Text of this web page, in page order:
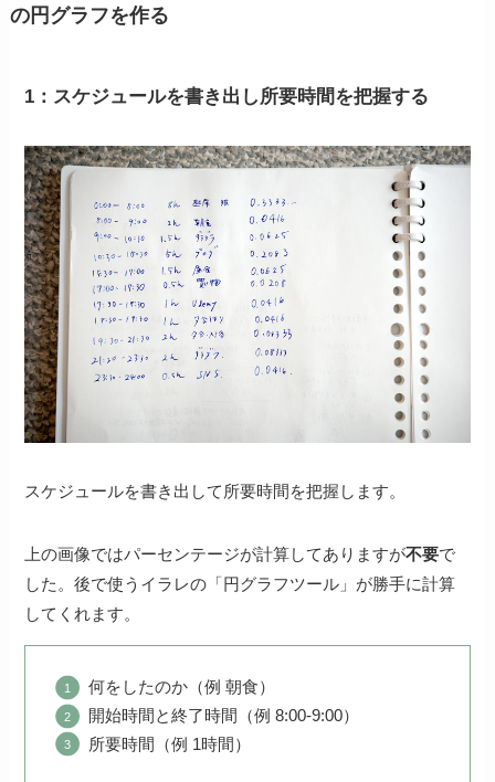
の円グラフを作る
1：スケジュールを書き出し所要時間を把握する
スケジュールを書き出して所要時間を把握します。
上の画像ではパーセンテージが計算してありますが不要で
した。後で使うイラレの「円グラフツール」が勝手に計算
してくれます。
何をしたのか（例 朝食）
開始時間と終了時間（例 8:00-9:00）
所要時間（例 1時間）